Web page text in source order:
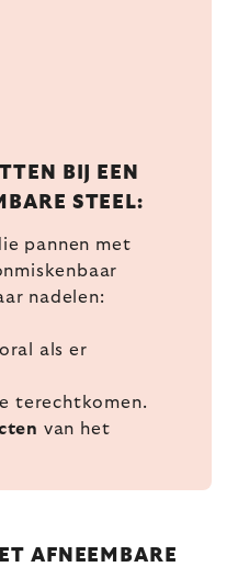
BIJ EEN
STEEL:
pannen met
nadelen:
als er
terechtkomen.
van het
AFNEEMBARE